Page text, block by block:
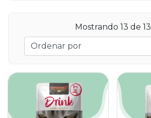
Mostrando 13 de 13